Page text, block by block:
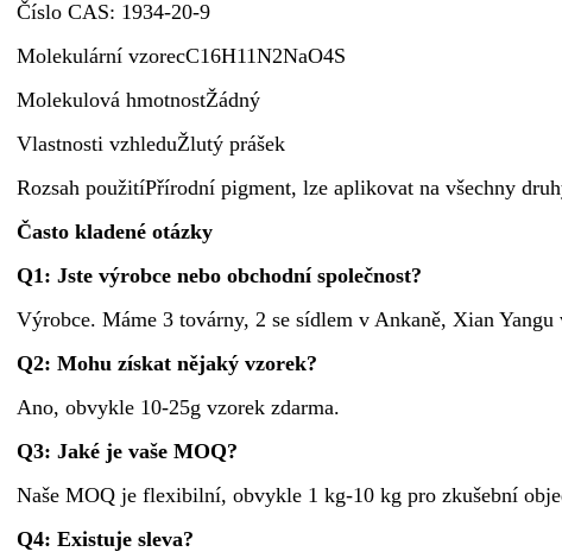
Číslo CAS: 1934-20-9
Molekulární vzorecC16H11N2NaO4S
Molekulová hmotnostŽádný
Vlastnosti vzhleduŽlutý prášek
Rozsah použitíPřírodní pigment, lze aplikovat na všechny
Často kladené otázky
Q1: Jste výrobce nebo obchodní společnost?
Výrobce. Máme 3 továrny, 2 se sídlem v Ankaně, Xian
Q2: Mohu získat nějaký vzorek?
Ano, obvykle 10-25g vzorek zdarma.
Q3: Jaké je vaše MOQ?
Naše MOQ je flexibilní, obvykle 1 kg-10 kg pro zkušební
Q4: Existuje sleva?